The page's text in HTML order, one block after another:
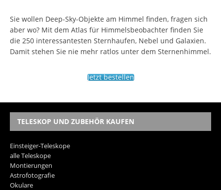
Sie wollen Deep-Sky-Objekte am Himmel finden, fragen sich
aber wo? Mit dem Atlas für Himmelsbeobachter finden Sie
die 250 interessantesten Sternhaufen, Nebel und Galaxien.
Damit stehen Sie nie mehr ratlos unter dem Sternenhimmel.
Jetzt bestellen
TELESKOP UND ZUBEHÖR KAUFEN
Einsteiger-Teleskope
alle Teleskope
Montierungen
Astrofotografie
Okulare